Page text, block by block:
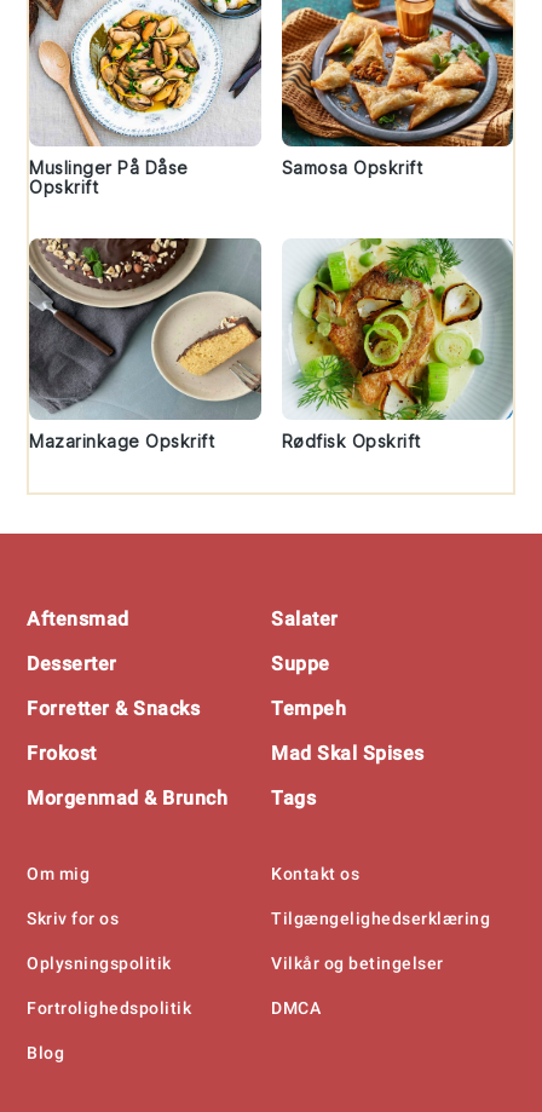
Muslinger På Dåse
Opskrift
Samosa Opskrift
Mazarinkage Opskrift Rødfisk Opskrift
Aftensmad
Desserter
Forretter & Snacks
Frokost
Morgenmad & Brunch
Salater
Suppe
Tempeh
Mad Skal Spises
Tags
Om mig
Skriv for os
Oplysningspolitik
Fortrolighedspolitik
Blog
Kontakt os
Tilgængelighedserklæring
Vilkår og betingelser
DMCA